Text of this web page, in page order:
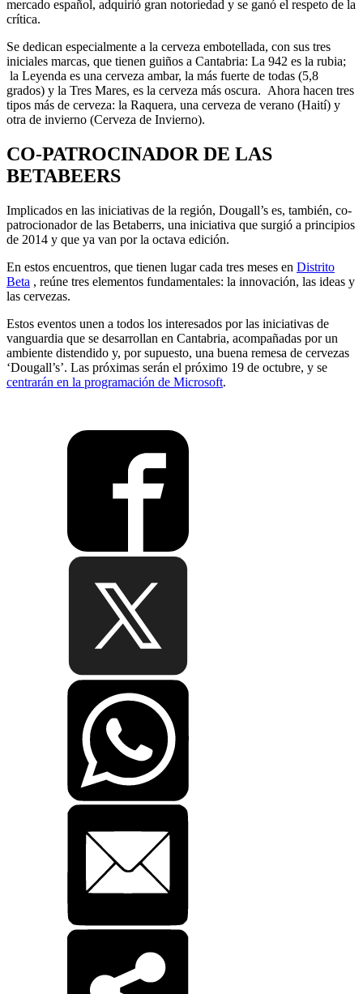
mercado español, adquirió gran notoriedad y se ganó el respeto de la
crítica.
Se dedican especialmente a la cerveza embotellada, con sus tres
iniciales marcas, que tienen guiños a Cantabria: La 942 es la rubia;
la Leyenda es una cerveza ambar, la más fuerte de todas (5,8
grados) y la Tres Mares, es la cerveza más oscura. Ahora hacen tres
tipos más de cerveza: la Raquera, una cerveza de verano (Haití) y
otra de invierno (Cerveza de Invierno).
CO-PATROCINADOR DE LAS
BETABEERS
Implicados en las iniciativas de la región, Dougall’s es, también, co-
patrocionador de las Betaberrs, una iniciativa que surgió a principios
de 2014 y que ya van por la octava edición.
En estos encuentros, que tienen lugar cada tres meses en Distrito
Beta , reúne tres elementos fundamentales: la innovación, las ideas y
las cervezas.
Estos eventos unen a todos los interesados por las iniciativas de
vanguardia que se desarrollan en Cantabria, acompañadas por un
ambiente distendido y, por supuesto, una buena remesa de cervezas
‘Dougall’s’. Las próximas serán el próximo 19 de octubre, y se
centrarán en la programación de Microsoft.